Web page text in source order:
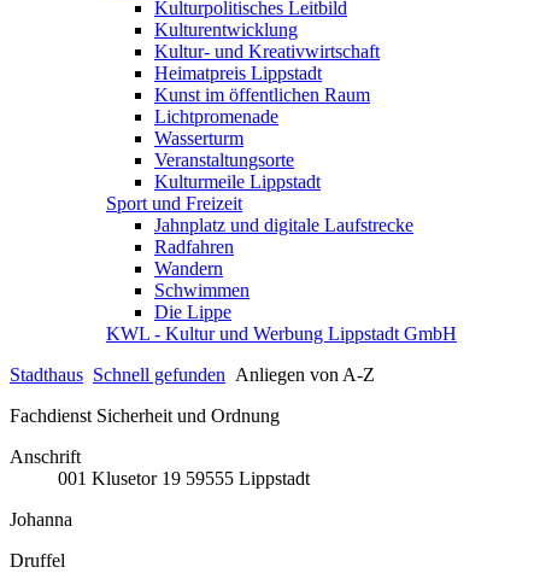
Kulturpolitisches Leitbild
Kulturentwicklung
Kultur- und Kreativwirtschaft
Heimatpreis Lippstadt
Kunst im öffentlichen Raum
Lichtpromenade
Wasserturm
Veranstaltungsorte
Kulturmeile Lippstadt
Sport und Freizeit
Jahnplatz und digitale Laufstrecke
Radfahren
Wandern
Schwimmen
Die Lippe
KWL - Kultur und Werbung Lippstadt GmbH
Stadthaus Schnell gefunden Anliegen von A-Z
Fachdienst Sicherheit und Ordnung
Anschrift
001 Klusetor 19 59555 Lippstadt
Johanna
Druffel